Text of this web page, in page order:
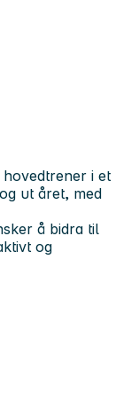
i et
ut året, med
å bidra til
og